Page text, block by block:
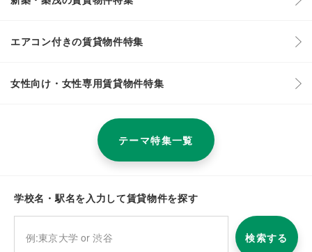
エアコン付きの賃貸物件特集
女性向け・女性専用賃貸物件特集
テーマ特集一覧
学校名・駅名を入力して賃貸物件を探す
検索する